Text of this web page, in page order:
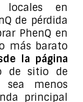
locales en
de pérdida
PhenQ en
más barato
la página
de sitio de
menos
principal